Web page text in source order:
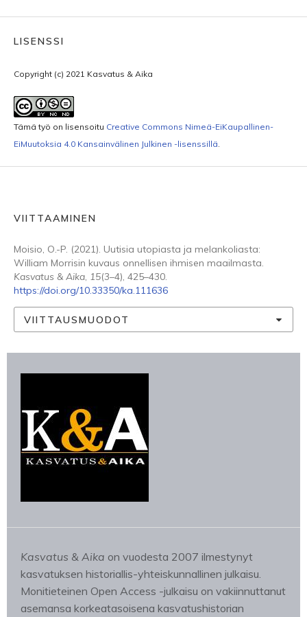
LISENSSI
Copyright (c) 2021 Kasvatus & Aika
Tämä työ on lisensoitu Creative Commons Nimeä-EiKaupallinen-
EiMuutoksia 4.0 Kansainvälinen Julkinen -lisenssillä.
VIITTAAMINEN
Moisio, O.-P. (2021). Uutisia utopiasta ja melankoliasta:
William Morrisin kuvaus onnellisen ihmisen maailmasta.
Kasvatus & Aika, 15(3–4), 425–430.
https://doi.org/10.33350/ka.111636
VIITTAUSMUODOT
Kasvatus & Aika on vuodesta 2007 ilmestynyt
kasvatuksen historiallis-yhteiskunnallinen julkaisu.
Monitieteinen Open Access -julkaisu on vakiinnuttanut
asemansa korkeatasoisena kasvatushistorian